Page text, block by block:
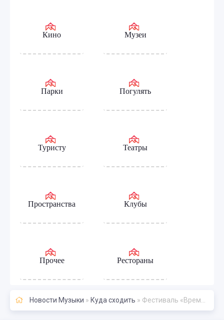
Кино Музеи
Парки Погулять
Туристу Театры
Пространства Клубы
Прочее Рестораны
Новости Музыки » Куда сходить » Фестиваль «Времена и Эпохи» 2026 - «С детьми»